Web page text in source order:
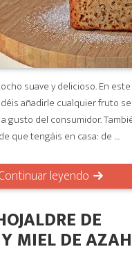
suave y delicioso. En
añadirle cualquier fruto
gusto del consumidor.
que tengáis en casa: de …
leyendo
DE
MIEL DE